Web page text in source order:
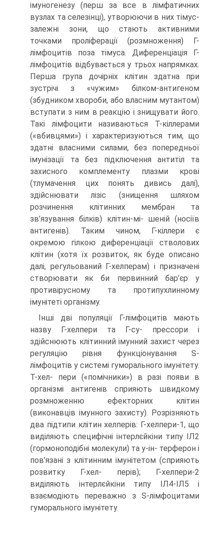
імуногенезу (перш за все в лімфатичних
вузлах та селезінці), утворюючи в них тімус-
залежні зони, що стають активними
точками проліферації (розмноження) Г-
лімфоцитів поза тімуса. Диференціація Г-
лімфоцитів відбувається у трьох напрямках.
Перша група дочірніх клітин здатна при
зустрічі з «чужим» білком-антигеном
(збудником хвороби, або власним мутантом)
вступати з ним в реакцію і знищувати його.
Такі лімфоцити називаються Т-кіллерами
(«вбивцями») і характеризуються тим, що
здатні власними силами, без попередньої
імунізації та без підключення антитіл та
захисного комплементу плазми крові
(тлумачення цих понять дивись далі),
здійснювати лізіс (знищення шляхом
розчинення клітинних мембран та
зв’язування білків) клітин-мі- шеній (носіїв
антигенів). Таким чином, Г-кіллери є
окремою гілкою диференціації стволових
клітин (хотя їх розвиток, як буде описано
далі, регульований Г-хелперам) і призначені
створювати як би первинний бар’єр у
противірусному та протипухлинному
імунітеті організму.
Інші дві популяції Г-лімфоцитів мають
назву Г-хелпери та Г-су- прессори і
здійснюють клітинний імунний захист через
регуляцію рівня функціонування S-
лімфоцитів у системі гуморального імунітету.
Т-хел- пери («помічники») в разі появи в
організмі антигенів сприяють швидкому
розмноженню ефекторних клітин
(виконавців імунного захисту). Розрізняють
два підтипи клітин хелперів: Г-хелпери-1, що
виділяють специфічні інтерлєйкіни типу ІЛ2
(гормоноподібні молекули) та у-ін- терферон і
пов’язані з клітинним імунітетом (сприяють
розвитку Г-хел- перів); Г-хелпери-2
виділяють інтерлєйкіни типу ІЛ4-ІЛ5 і
взаємодіють переважно з S-лімфоцитами
гуморального імунітету.